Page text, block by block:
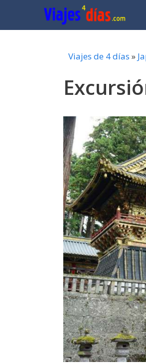
contenido
Viajes de 4 días »